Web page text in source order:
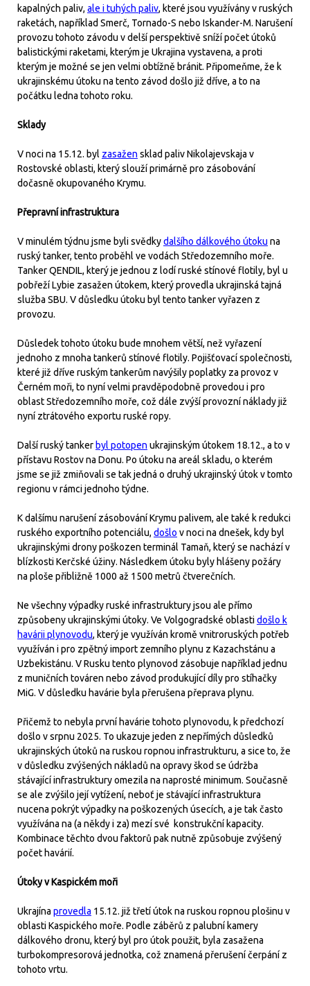
kapalných paliv, ale i tuhých paliv, které jsou využívány v ruských
raketách, například Smerč, Tornado-S nebo Iskander-M. Narušení
provozu tohoto závodu v delší perspektivě sníží počet útoků
balistickými raketami, kterým je Ukrajina vystavena, a proti
kterým je možné se jen velmi obtížně bránit. Připomeňme, že k
ukrajinskému útoku na tento závod došlo již dříve, a to na
počátku ledna tohoto roku.
Sklady
V noci na 15.12. byl zasažen sklad paliv Nikolajevskaja v
Rostovské oblasti, který slouží primárně pro zásobování
dočasně okupovaného Krymu.
Přepravní infrastruktura
V minulém týdnu jsme byli svědkydalšího dálkového útoku na
ruský tanker, tento proběhl ve vodách Středozemního moře.
Tanker QENDIL, který je jednou z lodí ruské stínové flotily, byl u
pobřeží Lybie zasažen útokem, který provedla ukrajinská tajná
služba SBU. V důsledku útoku byl tento tanker vyřazen z
provozu.
Důsledek tohoto útoku bude mnohem větší, než vyřazení
jednoho z mnoha tankerů stínové flotily. Pojišťovací společnosti,
které již dříve ruským tankerům navýšily poplatky za provoz v
Černém moři, to nyní velmi pravděpodobně provedou i pro
oblast Středozemního moře, což dále zvýší provozní náklady již
nyní ztrátového exportu ruské ropy.
Další ruský tanker byl potopen ukrajinským útokem 18.12., a to v
přístavu Rostov na Donu. Po útoku na areál skladu, o kterém
jsme se již zmiňovali se tak jedná o druhý ukrajinský útok v tomto
regionu v rámci jednoho týdne.
K dalšímu narušení zásobování Krymu palivem, ale také k redukci
ruského exportního potenciálu, došlo v noci na dnešek, kdy byl
ukrajinskými drony poškozen terminál Tamaň, který se nachází v
blízkosti Kerčské úžiny. Následkem útoku byly hlášeny požáry
na ploše přibližně 1000 až 1500 metrů čtverečních.
Ne všechny výpadky ruské infrastruktury jsou ale přímo
způsobeny ukrajinskými útoky. Ve Volgogradské oblastidošlo k
havárii plynovodu, který je využíván kromě vnitroruských potřeb
využíván i pro zpětný import zemního plynu z Kazachstánu a
Uzbekistánu. V Rusku tento plynovod zásobuje například jednu
z muničních továren nebo závod produkující díly pro stíhačky
MiG. V důsledku havárie byla přerušena přeprava plynu.
Přičemž to nebyla první havárie tohoto plynovodu, k předchozí
došlo v srpnu 2025. To ukazuje jeden z nepřímých důsledků
ukrajinských útoků na ruskou ropnou infrastrukturu, a sice to, že
v důsledku zvýšených nákladů na opravy škod se údržba
stávající infrastruktury omezila na naprosté minimum. Současně
se ale zvýšilo její vytížení, neboť je stávající infrastruktura
nucena pokrýt výpadky na poškozených úsecích, a je tak často
využívána na (a někdy i za) mezí své konstrukční kapacity.
Kombinace těchto dvou faktorů pak nutně způsobuje zvýšený
počet havárií.
Útoky v Kaspickém moři
Ukrajína provedla 15.12. již třetí útok na ruskou ropnou plošinu v
oblasti Kaspického moře. Podle záběrů z palubní kamery
dálkového dronu, který byl pro útok použit, byla zasažena
turbokompresorová jednotka, což znamená přerušení čerpání z
tohoto vrtu.